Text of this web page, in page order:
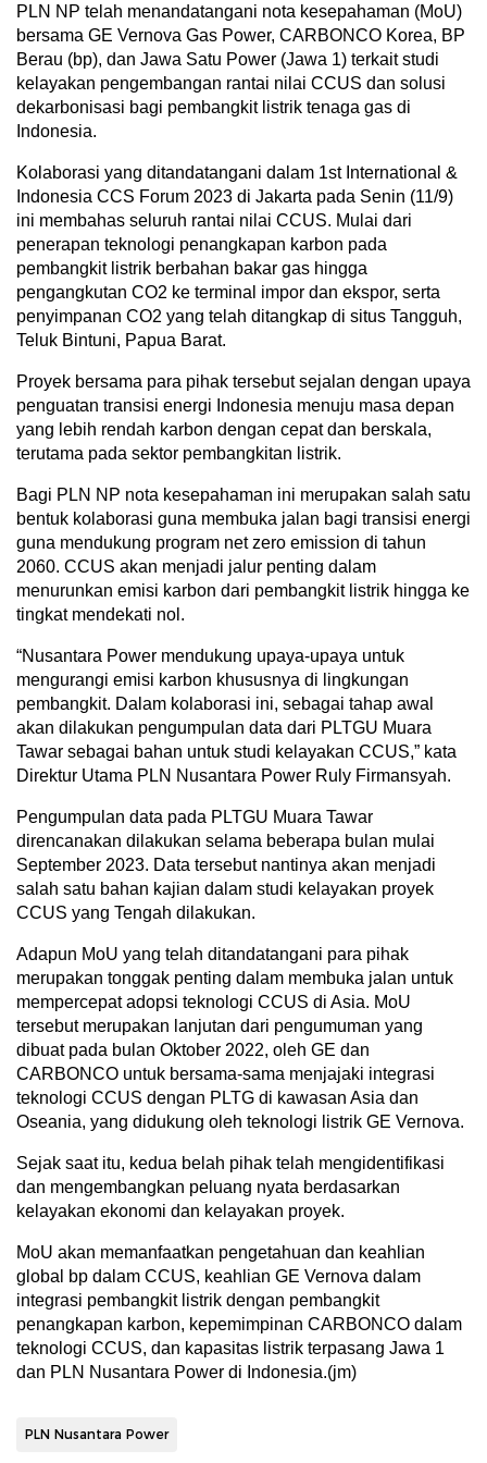
PLN NP telah menandatangani nota kesepahaman (MoU)
bersama GE Vernova Gas Power, CARBONCO Korea, BP
Berau (bp), dan Jawa Satu Power (Jawa 1) terkait studi
kelayakan pengembangan rantai nilai CCUS dan solusi
dekarbonisasi bagi pembangkit listrik tenaga gas di
Indonesia.
Kolaborasi yang ditandatangani dalam 1st International &
Indonesia CCS Forum 2023 di Jakarta pada Senin (11/9)
ini membahas seluruh rantai nilai CCUS. Mulai dari
penerapan teknologi penangkapan karbon pada
pembangkit listrik berbahan bakar gas hingga
pengangkutan CO2 ke terminal impor dan ekspor, serta
penyimpanan CO2 yang telah ditangkap di situs Tangguh,
Teluk Bintuni, Papua Barat.
Proyek bersama para pihak tersebut sejalan dengan upaya
penguatan transisi energi Indonesia menuju masa depan
yang lebih rendah karbon dengan cepat dan berskala,
terutama pada sektor pembangkitan listrik.
Bagi PLN NP nota kesepahaman ini merupakan salah satu
bentuk kolaborasi guna membuka jalan bagi transisi energi
guna mendukung program net zero emission di tahun
2060. CCUS akan menjadi jalur penting dalam
menurunkan emisi karbon dari pembangkit listrik hingga ke
tingkat mendekati nol.
“Nusantara Power mendukung upaya-upaya untuk
mengurangi emisi karbon khususnya di lingkungan
pembangkit. Dalam kolaborasi ini, sebagai tahap awal
akan dilakukan pengumpulan data dari PLTGU Muara
Tawar sebagai bahan untuk studi kelayakan CCUS,” kata
Direktur Utama PLN Nusantara Power Ruly Firmansyah.
Pengumpulan data pada PLTGU Muara Tawar
direncanakan dilakukan selama beberapa bulan mulai
September 2023. Data tersebut nantinya akan menjadi
salah satu bahan kajian dalam studi kelayakan proyek
CCUS yang Tengah dilakukan.
Adapun MoU yang telah ditandatangani para pihak
merupakan tonggak penting dalam membuka jalan untuk
mempercepat adopsi teknologi CCUS di Asia. MoU
tersebut merupakan lanjutan dari pengumuman yang
dibuat pada bulan Oktober 2022, oleh GE dan
CARBONCO untuk bersama-sama menjajaki integrasi
teknologi CCUS dengan PLTG di kawasan Asia dan
Oseania, yang didukung oleh teknologi listrik GE Vernova.
Sejak saat itu, kedua belah pihak telah mengidentifikasi
dan mengembangkan peluang nyata berdasarkan
kelayakan ekonomi dan kelayakan proyek.
MoU akan memanfaatkan pengetahuan dan keahlian
global bp dalam CCUS, keahlian GE Vernova dalam
integrasi pembangkit listrik dengan pembangkit
penangkapan karbon, kepemimpinan CARBONCO dalam
teknologi CCUS, dan kapasitas listrik terpasang Jawa 1
dan PLN Nusantara Power di Indonesia.(jm)
PLN Nusantara Power